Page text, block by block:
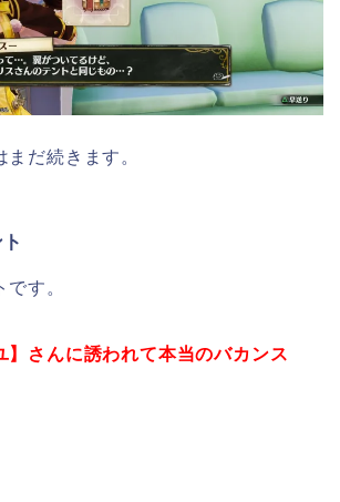
だ続きます。
す。
】さんに誘われて本当のバカンス